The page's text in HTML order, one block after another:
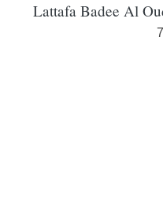
Lattafa Badee Al